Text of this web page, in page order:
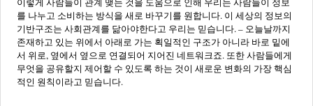
를 나누고 소비하는 방식을 새로 바꾸기를 원합니다. 이 세상의 정보의
기반구조는 사회관계를 닮아야한다고 우리는 믿습니다. – 오늘날까지
존재하고 있는 위에서 아래로 가는 획일적인 구조가 아니라 바로 밑에
서 위로, 옆에서 옆으로 연결되어 지어진 네트워크죠. 또한 사람들에게
무엇을 공유할지 제어할 수 있도록 하는 것이 새로운 변화의 가장 핵심
적인 원칙이라고 믿습니다.